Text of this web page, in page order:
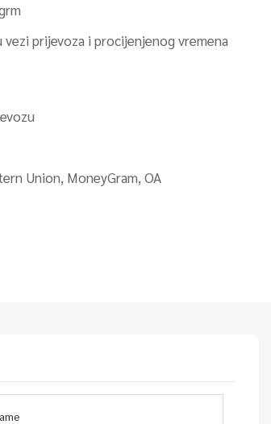
prijevoza i procijenjenog vremena
Union, MoneyGram, OA